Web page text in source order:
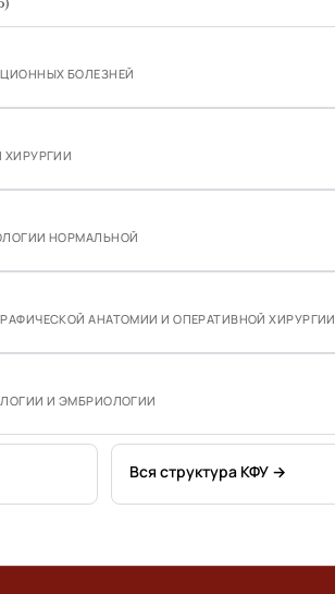
БОЛЕЗНЕЙ
ХИРУРГИИ
НОРМАЛЬНОЙ
АНАТОМИИ И ОПЕРАТИВНОЙ ХИРУРГИИ
И ЭМБРИОЛОГИИ
Вся структура КФУ →